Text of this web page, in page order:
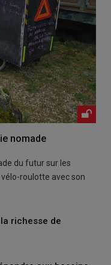
nomade
du futur sur les
roulotte avec son
richesse de